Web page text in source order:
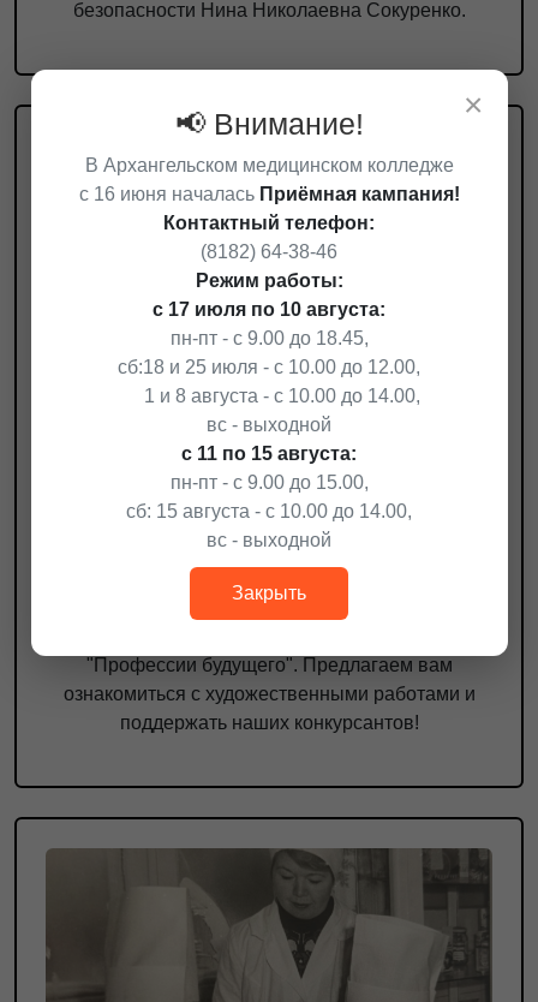
безопасности Нина Николаевна Сокуренко.
25.04.2026
ПРОФЕССИЯ БУДУЩЕГО
ГЛАЗАМИ АМБАССАДОРОВ
ФГБОУ ДПО "Институт развития
профессионального образования" при
Министерстве Просвещения РФ проводит
"Профессии будущего". Предлагаем вам
ознакомиться с художественными работами и
поддержать наших конкурсантов!
×
📢 Внимание!
В Архангельском медицинском колледже
с 16 июня началась Приёмная кампания!
Контактный телефон:
(8182) 64-38-46
Режим работы:
с 17 июля по 10 августа:
пн-пт - с 9.00 до 18.45,
сб:18 и 25 июля - с 10.00 до 12.00,
1 и 8 августа - с 10.00 до 14.00,
вс - выходной
с 11 по 15 августа:
пн-пт - с 9.00 до 15.00,
сб: 15 августа - с 10.00 до 14.00,
вс - выходной
Закрыть